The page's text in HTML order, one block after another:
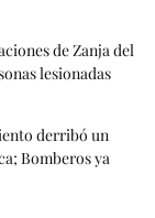
de Zanja del
lesionadas
derribó un
Bomberos ya